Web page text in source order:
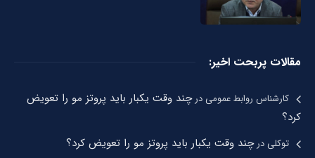
مقالات پربحت اخیر:
کارشناس روابط عمومیدرچند وقت یکبار باید پروتز مو را تعویض
کرد؟
توکلیدرچند وقت یکبار باید پروتز مو را تعویض کرد؟